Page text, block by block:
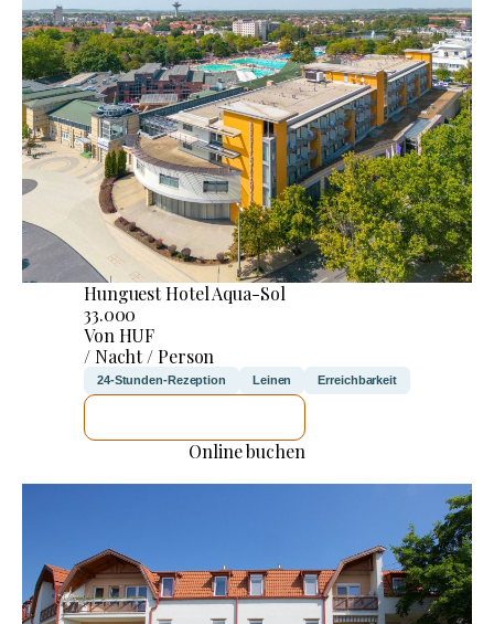
Hunguest Hotel Aqua-Sol
33.000
Von HUF
/ Nacht / Person
24-Stunden-Rezeption Leinen Erreichbarkeit
Online buchen